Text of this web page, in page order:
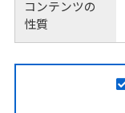
コンテンツの
性質